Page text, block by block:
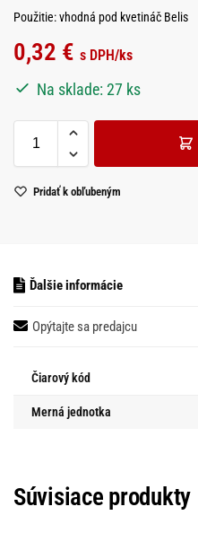
Použitie: vhodná pod kvetináč Belis
0,32 € s DPH/ks
Na sklade: 27 ks
Pridať k obľubeným
Ďalšie informácie
Opýtajte sa predajcu
Čiarový kód
Merná jednotka
Súvisiace produkty